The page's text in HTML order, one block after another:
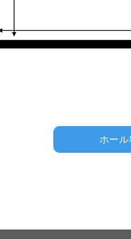
ホー